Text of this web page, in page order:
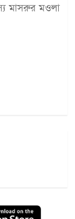
মাসরুর মওলা